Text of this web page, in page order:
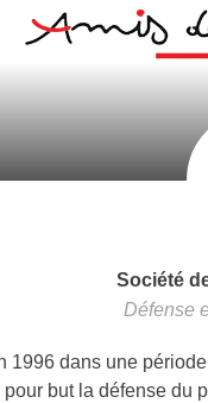
Société
Défense
1996 dans une
pour but la défense